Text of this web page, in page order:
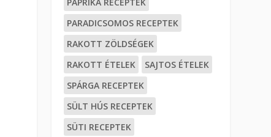
PARADICSOMOS RECEPTEK
RAKOTT ZÖLDSÉGEK
RAKOTT ÉTELEK
SAJTOS ÉTELEK
SPÁRGA RECEPTEK
SÜLT HÚS RECEPTEK
SÜTI RECEPTEK